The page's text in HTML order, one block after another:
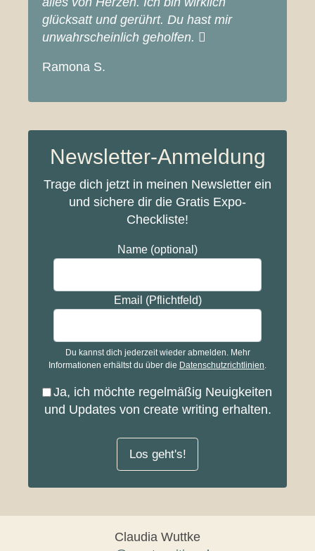
glücksatt und gerührt. Du hast mir
unwahrscheinlich geholfen.
Ramona S.
Newsletter-Anmeldung
Trage dich jetzt in meinen Newsletter ein
und sichere dir die Gratis Expo-
Checkliste!
Name (optional)
Email (Pflichtfeld)
Du kannst dich jederzeit wieder abmelden. Mehr
Informationen erhältst du über die Datenschutzrichtlinien.
Ja, ich möchte regelmäßig Neuigkeiten
und Updates von create writing erhalten.
Los geht's!
Claudia Wuttke